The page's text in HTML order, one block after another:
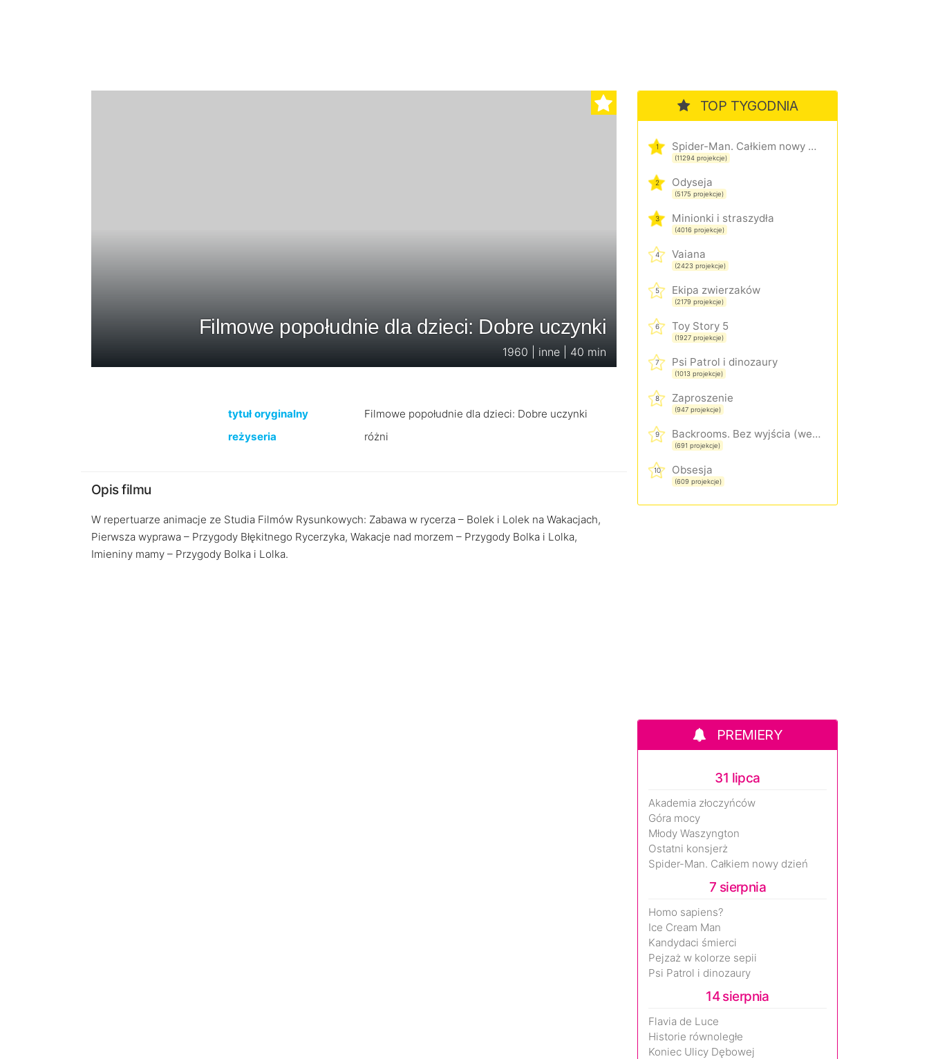
Filmowe popołudnie dla dzieci: Dobre uczynki
1960 | inne | 40 min
tytuł oryginalny
Filmowe popołudnie dla dzieci: Dobre uczynki
reżyseria
różni
Opis filmu
W repertuarze animacje ze Studia Filmów Rysunkowych: Zabawa w rycerza – Bolek i Lolek na Wakacjach,
Pierwsza wyprawa – Przygody Błękitnego Rycerzyka, Wakacje nad morzem – Przygody Bolka i Lolka,
Imieniny mamy – Przygody Bolka i Lolka.
TOP TYGODNIA
1 Spider-Man. Całkiem nowy dzień
(11294 projekcje)
2 Odyseja
(5175 projekcje)
3 Minionki i straszydła
(4016 projekcje)
4 Vaiana
(2423 projekcje)
5 Ekipa zwierzaków
(2179 projekcje)
6 Toy Story 5
(1927 projekcje)
7 Psi Patrol i dinozaury
(1013 projekcje)
8 Zaproszenie
(947 projekcje)
9 Backrooms. Bez wyjścia (wersja rozszerzona)
(691 projekcje)
10 Obsesja
(609 projekcje)
PREMIERY
31 lipca
Akademia złoczyńców
Góra mocy
Młody Waszyngton
Ostatni konsjerż
Spider-Man. Całkiem nowy dzień
7 sierpnia
Homo sapiens?
Ice Cream Man
Kandydaci śmierci
Pejzaż w kolorze sepii
Psi Patrol i dinozaury
14 sierpnia
Flavia de Luce
Historie równoległe
Koniec Ulicy Dębowej